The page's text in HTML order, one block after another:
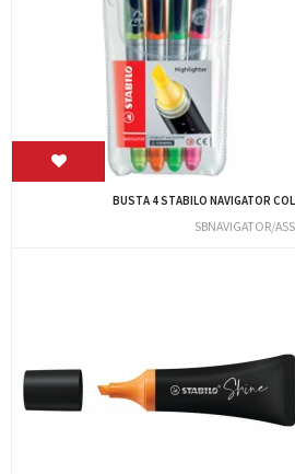
BUSTA 4 STABILO NAVIGATOR
SBNAVIGATOR/ASS